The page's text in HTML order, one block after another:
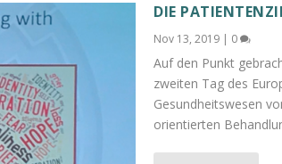
DIE
Nov 13, 2019 | 0
Auf den Punkt
zweiten Tag des
Gesundheitswesen
orientierten